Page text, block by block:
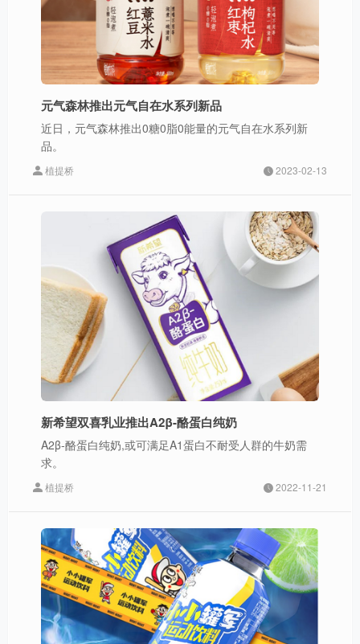
元气森林推出元气自在水系列新品
近日，元气森林推出0糖0脂0能量的元气自在水系列新
品。
植提桥 2023-02-13
新希望双喜乳业推出A2β-酪蛋白纯奶
A2β-酪蛋白纯奶,或可满足A1蛋白不耐受人群的牛奶需
求。
植提桥 2022-11-21